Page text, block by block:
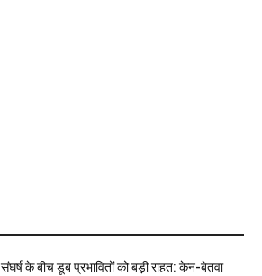
संघर्ष के बीच डूब प्रभावितों को बड़ी राहत: केन-बेतवा